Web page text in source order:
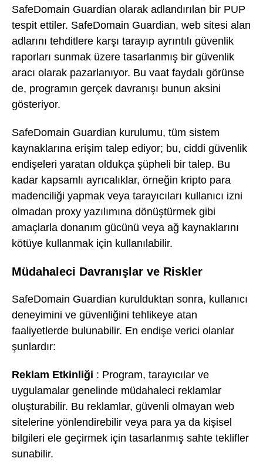
SafeDomain Guardian olarak adlandırılan bir PUP
tespit ettiler. SafeDomain Guardian, web sitesi alan
adlarını tehditlere karşı tarayıp ayrıntılı güvenlik
raporları sunmak üzere tasarlanmış bir güvenlik
aracı olarak pazarlanıyor. Bu vaat faydalı görünse
de, programın gerçek davranışı bunun aksini
gösteriyor.
SafeDomain Guardian kurulumu, tüm sistem
kaynaklarına erişim talep ediyor; bu, ciddi güvenlik
endişeleri yaratan oldukça şüpheli bir talep. Bu
kadar kapsamlı ayrıcalıklar, örneğin kripto para
madenciliği yapmak veya tarayıcıları kullanıcı izni
olmadan proxy yazılımına dönüştürmek gibi
amaçlarla donanım gücünü veya ağ kaynaklarını
kötüye kullanmak için kullanılabilir.
Müdahaleci Davranışlar ve Riskler
SafeDomain Guardian kurulduktan sonra, kullanıcı
deneyimini ve güvenliğini tehlikeye atan
faaliyetlerde bulunabilir. En endişe verici olanlar
şunlardır:
Reklam Etkinliği : Program, tarayıcılar ve
uygulamalar genelinde müdahaleci reklamlar
oluşturabilir. Bu reklamlar, güvenli olmayan web
sitelerine yönlendirebilir veya para ya da kişisel
bilgileri ele geçirmek için tasarlanmış sahte teklifler
sunabilir.